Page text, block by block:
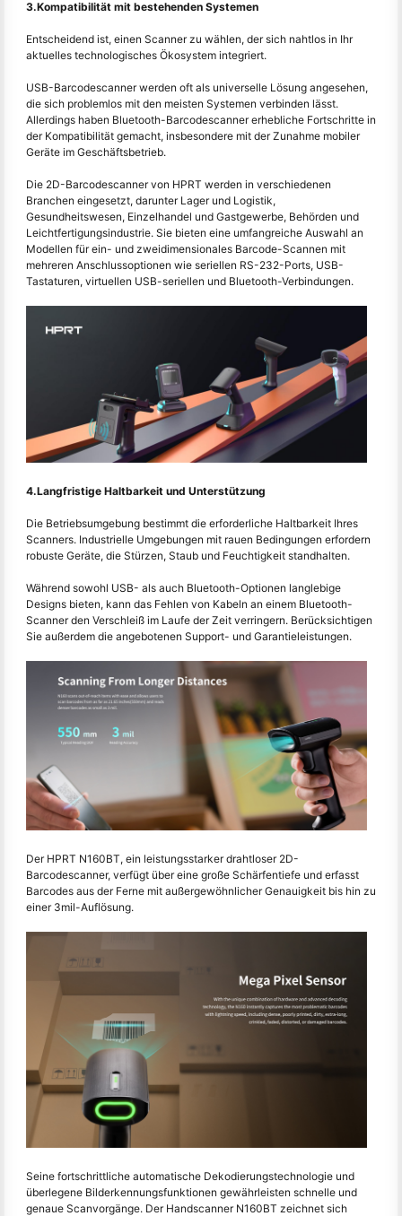
3.Kompatibilität mit bestehenden Systemen
Entscheidend ist, einen Scanner zu wählen, der sich nahtlos in Ihr
aktuelles technologisches Ökosystem integriert.
USB-Barcodescanner werden oft als universelle Lösung angesehen,
die sich problemlos mit den meisten Systemen verbinden lässt.
Allerdings haben Bluetooth-Barcodescanner erhebliche Fortschritte in
der Kompatibilität gemacht, insbesondere mit der Zunahme mobiler
Geräte im Geschäftsbetrieb.
Die 2D-Barcodescanner von HPRT werden in verschiedenen
Branchen eingesetzt, darunter Lager und Logistik,
Gesundheitswesen, Einzelhandel und Gastgewerbe, Behörden und
Leichtfertigungsindustrie. Sie bieten eine umfangreiche Auswahl an
Modellen für ein- und zweidimensionales Barcode-Scannen mit
mehreren Anschlussoptionen wie seriellen RS-232-Ports, USB-
Tastaturen, virtuellen USB-seriellen und Bluetooth-Verbindungen.
4.Langfristige Haltbarkeit und Unterstützung
Die Betriebsumgebung bestimmt die erforderliche Haltbarkeit Ihres
Scanners. Industrielle Umgebungen mit rauen Bedingungen erfordern
robuste Geräte, die Stürzen, Staub und Feuchtigkeit standhalten.
Während sowohl USB- als auch Bluetooth-Optionen langlebige
Designs bieten, kann das Fehlen von Kabeln an einem Bluetooth-
Scanner den Verschleiß im Laufe der Zeit verringern. Berücksichtigen
Sie außerdem die angebotenen Support- und Garantieleistungen.
Der HPRT N160BT, ein leistungsstarker drahtloser 2D-
Barcodescanner, verfügt über eine große Schärfentiefe und erfasst
Barcodes aus der Ferne mit außergewöhnlicher Genauigkeit bis hin zu
einer 3mil-Auflösung.
Seine fortschrittliche automatische Dekodierungstechnologie und
überlegene Bilderkennungsfunktionen gewährleisten schnelle und
genaue Scanvorgänge. Der Handscanner N160BT zeichnet sich